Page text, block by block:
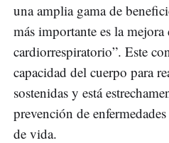
una amplia gama de
más importante es la mejora
cardiorrespiratorio”. Este
capacidad del cuerpo para
sostenidas y está
prevención de
de vida.